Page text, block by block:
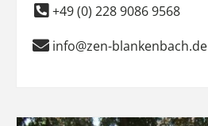
+49 (0) 228 9086 9568
info@zen-blankenbach.de